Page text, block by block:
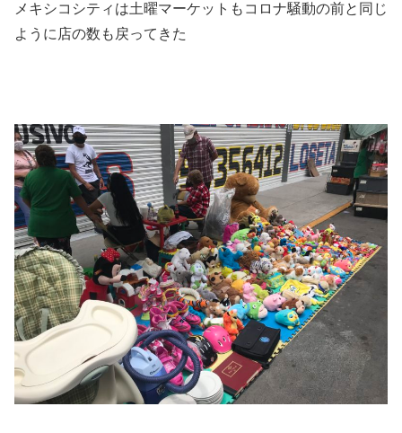
メキシコシティは土曜マーケットもコロナ騒動の前と同じ
ように店の数も戻ってきた